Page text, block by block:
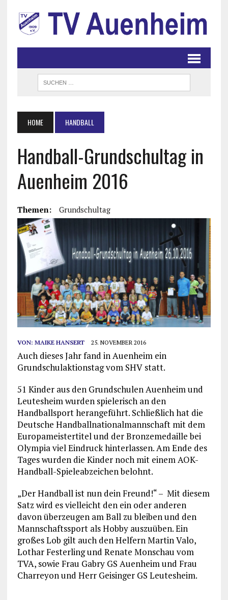
HOME HANDBALL
Handball-Grundschultag in
Auenheim 2016
Themen: Grundschultag
VON: MAIKE HANSERT 25. NOVEMBER 2016
Auch dieses Jahr fand in Auenheim ein
Grundschulaktionstag vom SHV statt.
51 Kinder aus den Grundschulen Auenheim und
Leutesheim wurden spielerisch an den
Handballsport herangeführt. Schließlich hat die
Deutsche Handballnationalmannschaft mit dem
Europameistertitel und der Bronzemedaille bei
Olympia viel Eindruck hinterlassen. Am Ende des
Tages wurden die Kinder noch mit einem AOK-
Handball-Spieleabzeichen belohnt.
„Der Handball ist nun dein Freund!“ – Mit diesem
Satz wird es vielleicht den ein oder anderen
davon überzeugen am Ball zu bleiben und den
Mannschaftssport als Hobby auszuüben. Ein
großes Lob gilt auch den Helfern Martin Valo,
Lothar Festerling und Renate Monschau vom
TVA, sowie Frau Gabry GS Auenheim und Frau
Charreyon und Herr Geisinger GS Leutesheim.